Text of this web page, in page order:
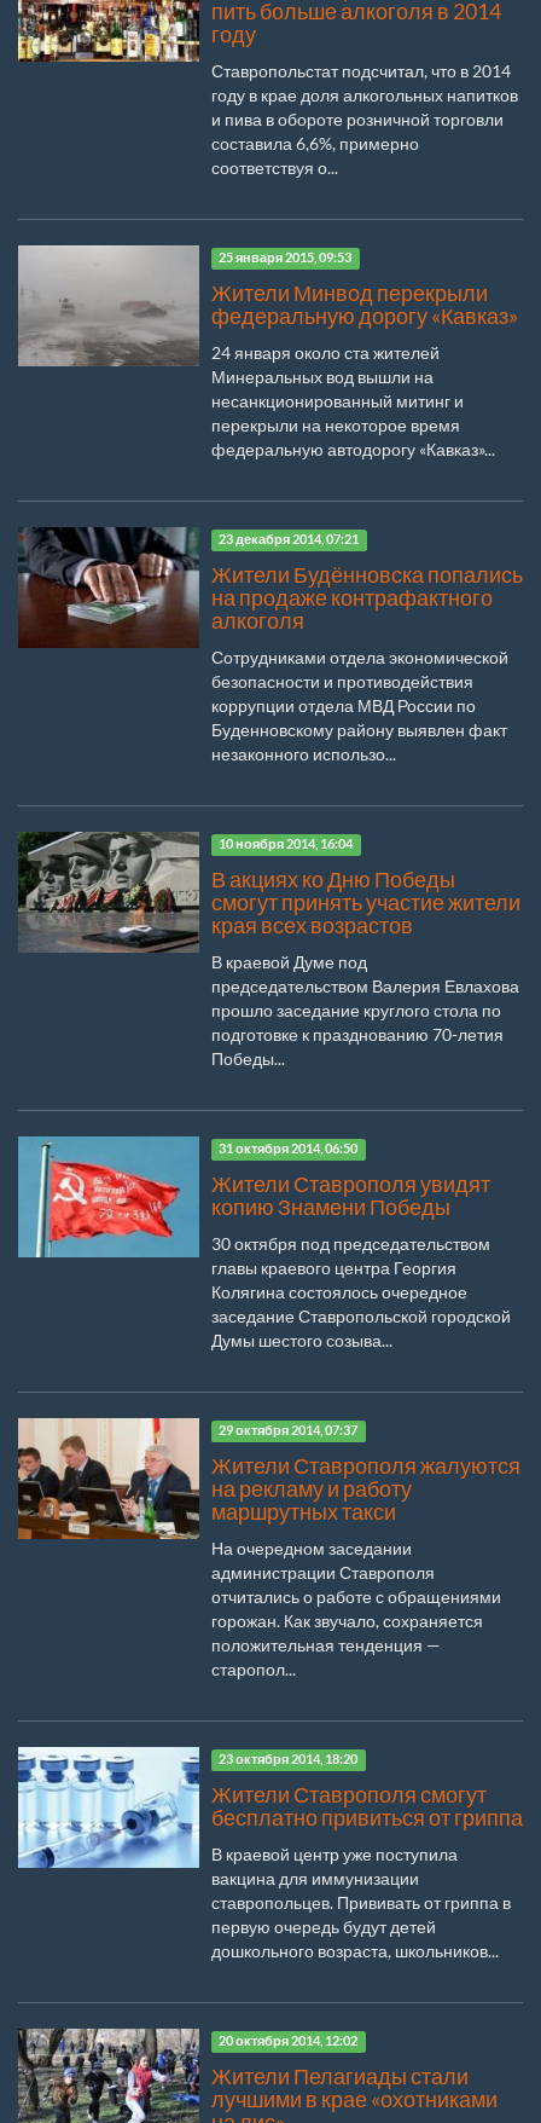
пить больше алкоголя в 2014
году
Ставропольстат подсчитал, что в 2014
году в крае доля алкогольных напитков
и пива в обороте розничной торговли
составила 6,6%, примерно
соответствуя о...
25 января 2015, 09:53
Жители Минвод перекрыли
федеральную дорогу «Кавказ»
24 января около ста жителей
Минеральных вод вышли на
несанкционированный митинг и
перекрыли на некоторое время
федеральную автодорогу «Кавказ»...
23 декабря 2014, 07:21
Жители Будённовска попались
на продаже контрафактного
алкоголя
Сотрудниками отдела экономической
безопасности и противодействия
коррупции отдела МВД России по
Буденновскому району выявлен факт
незаконного использо...
10 ноября 2014, 16:04
В акциях ко Дню Победы
смогут принять участие жители
края всех возрастов
В краевой Думе под
председательством Валерия Евлахова
прошло заседание круглого стола по
подготовке к празднованию 70-летия
Победы...
31 октября 2014, 06:50
Жители Ставрополя увидят
копию Знамени Победы
30 октября под председательством
главы краевого центра Георгия
Колягина состоялось очередное
заседание Ставропольской городской
Думы шестого созыва...
29 октября 2014, 07:37
Жители Ставрополя жалуются
на рекламу и работу
маршрутных такси
На очередном заседании
администрации Ставрополя
отчитались о работе с обращениями
горожан. Как звучало, сохраняется
положительная тенденция —
старопол...
23 октября 2014, 18:20
Жители Ставрополя смогут
бесплатно привиться от гриппа
В краевой центр уже поступила
вакцина для иммунизации
ставропольцев. Прививать от гриппа в
первую очередь будут детей
дошкольного возраста, школьников...
20 октября 2014, 12:02
Жители Пелагиады стали
лучшими в крае «охотниками